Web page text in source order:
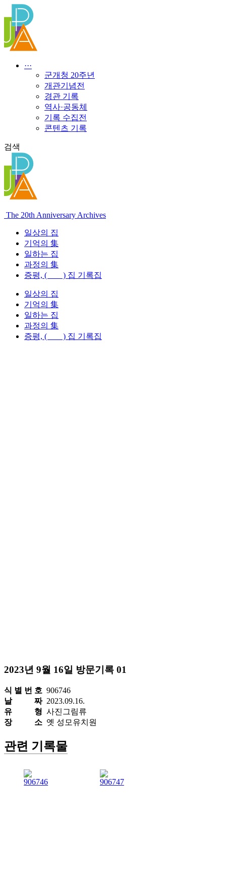
텐
로
건
···
군개청 20주년
개관기념전
경관 기록
역사·공동체
기록 수집전
콘텐츠 기록
검색
The 20th Anniversary Archives
일상의 집
기억의 集
일하는 집
과정의 集
증평, ( ) 집 기록집
일상의 집
기억의 集
일하는 집
과정의 集
증평, ( ) 집 기록집
2023년 9월 16일 방문기록 01
식 별 번 호 906746
날 짜2023.09.16.
유 형 사진그림류
장 소 옛 성모유치원
관련 기록물